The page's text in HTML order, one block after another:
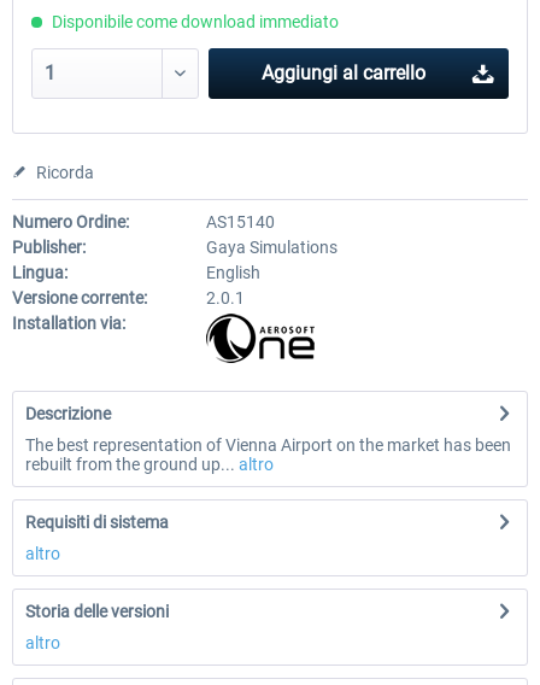
Disponibile come download immediato
Aggiungi al carrello
Ricorda
Numero Ordine:
AS15140
Publisher:
Gaya Simulations
Lingua:
English
Versione corrente:
2.0.1
Installation via:
Descrizione
The best representation of Vienna Airport on the market has been
rebuilt from the ground up... altro
Requisiti di sistema
altro
Storia delle versioni
altro